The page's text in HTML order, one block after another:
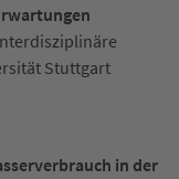
Stuttgart
in der